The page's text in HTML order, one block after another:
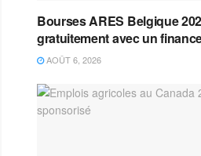
Bourses ARES Belgique
gratuitement avec un
AOÛT 6, 2026